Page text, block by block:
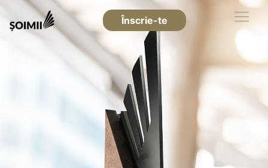
Înscrie-te